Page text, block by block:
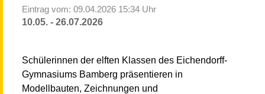
Eintrag vom: 09.04.2026 15:34 Uhr
10.05. - 26.07.2026
Schülerinnen der elften Klassen des Eichendorff-
Gymnasiums Bamberg präsentieren in
Modellbauten, Zeichnungen und